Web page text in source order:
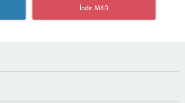
İndir M4R